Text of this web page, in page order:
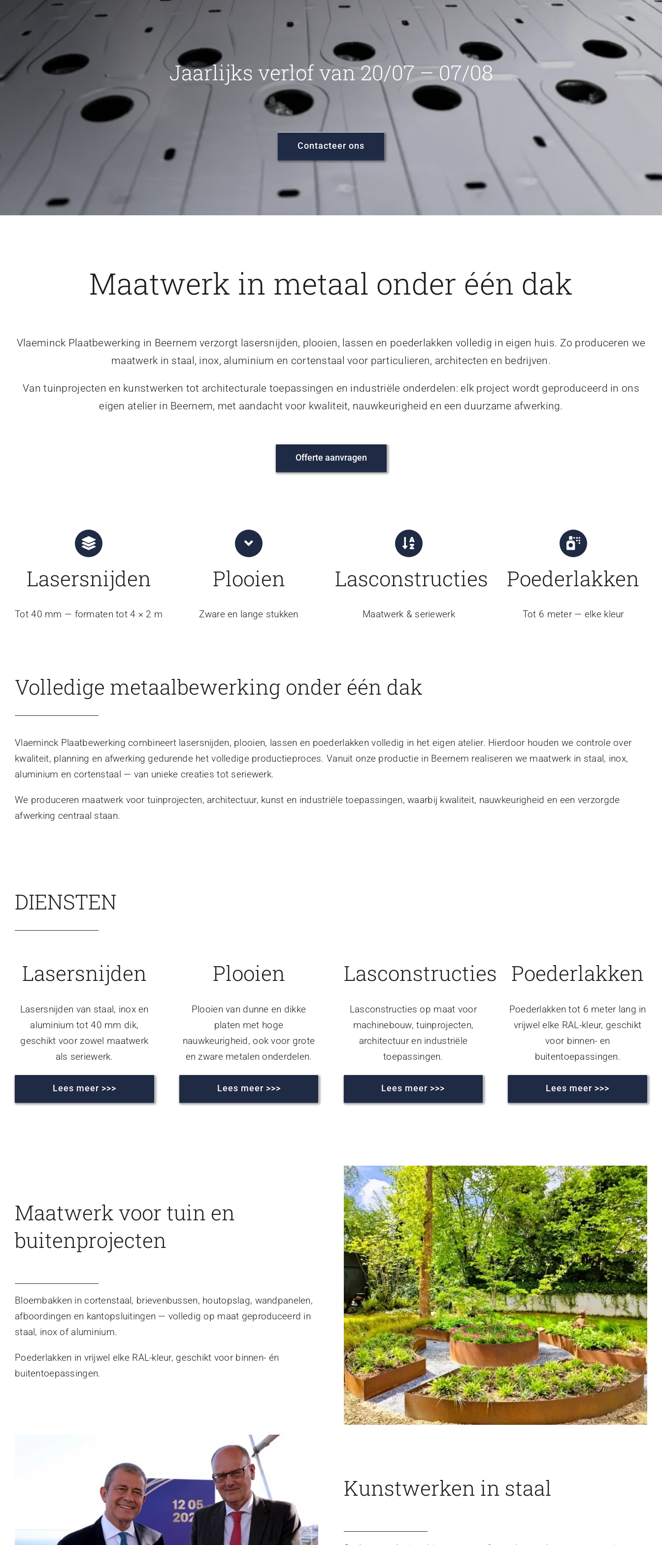
Jaarlijks verlof van 20/07 – 07/08
Contacteer ons
Maatwerk in metaal onder één dak
Vlaeminck Plaatbewerking in Beernem verzorgt lasersnijden, plooien, lassen en poederlakken volledig in eigen huis. Zo produceren we
maatwerk in staal, inox, aluminium en cortenstaal voor particulieren, architecten en bedrijven.
Van tuinprojecten en kunstwerken tot architecturale toepassingen en industriële onderdelen: elk project wordt geproduceerd in ons
eigen atelier in Beernem, met aandacht voor kwaliteit, nauwkeurigheid en een duurzame afwerking.
Offerte aanvragen
Lasersnijden
Tot 40 mm — formaten tot 4 × 2 m
Plooien
Zware en lange stukken
Lasconstructies
Maatwerk & seriewerk
Poederlakken
Tot 6 meter — elke kleur
Volledige metaalbewerking onder één dak
Vlaeminck Plaatbewerking combineert lasersnijden, plooien, lassen en poederlakken volledig in het eigen atelier. Hierdoor houden we controle over
kwaliteit, planning en afwerking gedurende het volledige productieproces. Vanuit onze productie in Beernem realiseren we maatwerk in staal, inox,
aluminium en cortenstaal — van unieke creaties tot seriewerk.
We produceren maatwerk voor tuinprojecten, architectuur, kunst en industriële toepassingen, waarbij kwaliteit, nauwkeurigheid en een verzorgde
afwerking centraal staan.
DIENSTEN
Lasersnijden
Lasersnijden van staal, inox en
aluminium tot 40 mm dik,
geschikt voor zowel maatwerk
als seriewerk.
Lees meer >>>
Plooien
Plooien van dunne en dikke
platen met hoge
nauwkeurigheid, ook voor grote
en zware metalen onderdelen.
Lees meer >>>
Lasconstructies
Lasconstructies op maat voor
machinebouw, tuinprojecten,
architectuur en industriële
toepassingen.
Lees meer >>>
Poederlakken
Poederlakken tot 6 meter lang in
vrijwel elke RAL-kleur, geschikt
voor binnen- en
buitentoepassingen.
Lees meer >>>
Maatwerk voor tuin en
buitenprojecten
Bloembakken in cortenstaal, brievenbussen, houtopslag, wandpanelen,
afboordingen en kantopsluitingen — volledig op maat geproduceerd in
staal, inox of aluminium.
Poederlakken in vrijwel elke RAL-kleur, geschikt voor binnen- én
buitentoepassingen.
Kunstwerken in staal